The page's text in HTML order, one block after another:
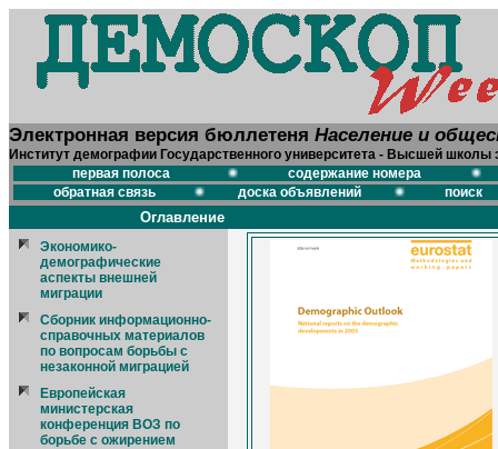
Электронная версия бюллетеня Население и
Институт демографии Государственного университета - Высшей школы
первая полоса
содержание номера
обратная связь
доска объявлений поиск
Оглавление
Экономико-
демографические
аспекты внешней
миграции
Сборник информационно-
справочных материалов
по вопросам борьбы с
незаконной миграцией
Европейская
министерская
конференция ВОЗ по
борьбе с ожирением